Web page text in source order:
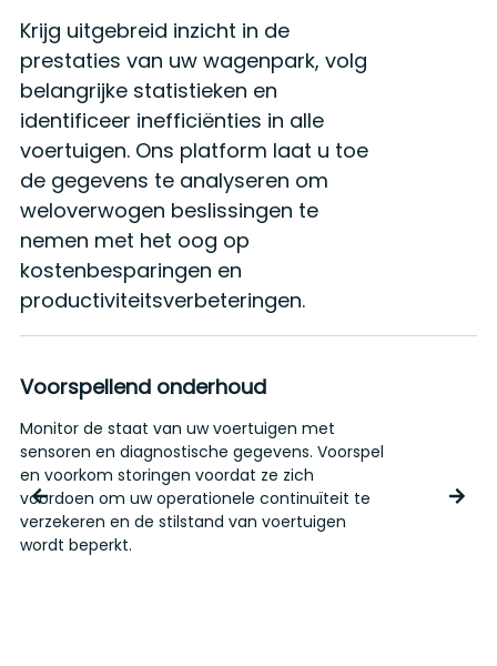
Krijg uitgebreid inzicht in de
prestaties van uw wagenpark, volg
belangrijke statistieken en
identificeer inefficiënties in alle
voertuigen. Ons platform laat u toe
de gegevens te analyseren om
weloverwogen beslissingen te
nemen met het oog op
kostenbesparingen en
productiviteitsverbeteringen.
Voorspellend onderhoud
Monitor de staat van uw voertuigen met
sensoren en diagnostische gegevens. Voorspel
en voorkom storingen voordat ze zich
voordoen om uw operationele continuïteit te
verzekeren en de stilstand van voertuigen
wordt beperkt.